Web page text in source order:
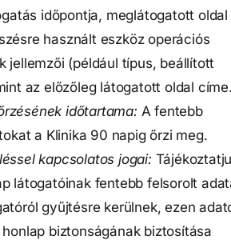
időpontja, meglátogatott oldal
használt eszköz operációs
jellemzői (például típus, beállított
az előzőleg látogatott oldal
időtartama: A fentebb
a Klinika 90 napig őrzi meg.
kapcsolatos jogai:
látogatóinak fentebb felsorolt
gyűjtésre kerülnek, ezen
biztonságának biztosítása